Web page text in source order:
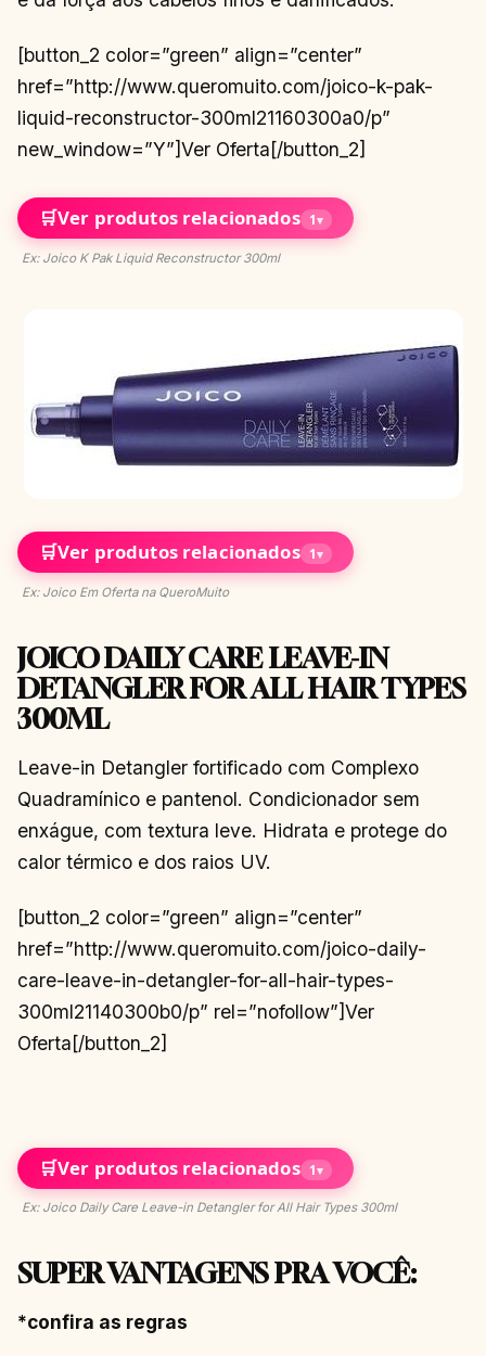
[button_2 color=”green” align=”center”
href=”http://www.queromuito.com/joico-k-pak-
liquid-reconstructor-300ml21160300a0/p”
new_window=”Y”]Ver Oferta[/button_2]
🛒Ver produtos relacionados 1▾
Ex: Joico K Pak Liquid Reconstructor 300ml
🛒Ver produtos relacionados 1▾
Ex: Joico Em Oferta na QueroMuito
JOICO DAILY CARE LEAVE-IN
DETANGLER FOR ALL HAIR TYPES
300ML
Leave-in Detangler fortificado com Complexo
Quadramínico e pantenol. Condicionador sem
enxágue, com textura leve. Hidrata e protege do
calor térmico e dos raios UV.
[button_2 color=”green” align=”center”
href=”http://www.queromuito.com/joico-daily-
care-leave-in-detangler-for-all-hair-types-
300ml21140300b0/p” rel=”nofollow”]Ver
Oferta[/button_2]
🛒Ver produtos relacionados 1▾
Ex: Joico Daily Care Leave-in Detangler for All Hair Types 300ml
SUPER VANTAGENS PRA VOCÊ:
*confira as regras